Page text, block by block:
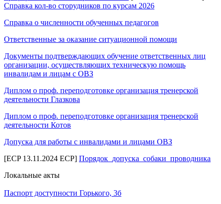
Справка кол-во сторудников по курсам 2026
Справка о численности обученных педагогов
Ответственные за оказание ситуационной помощи
Документы подтверждающих обучение ответственных лиц
организации, осуществляющих техническую помощь
инвалидам и лицам с ОВЗ
Диплом о проф. переподготовке организация тренерской
деятельности Глазкова
Диплом о проф. переподготовке организация тренерской
деятельности Котов
Допуска для работы с инвалидами и лицами ОВЗ
[ECP 13.11.2024 ECP] Порядок_​допуска_​собаки_​проводника
Локальные акты
Паспорт доступности Горького, 3б